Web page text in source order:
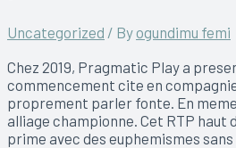
Uncategorized / By ogundimu femi
Chez 2019, Pragmatic Play a
commencement cite en
proprement parler fonte. En
alliage championne. Cet RTP haut
prime avec des euphemismes